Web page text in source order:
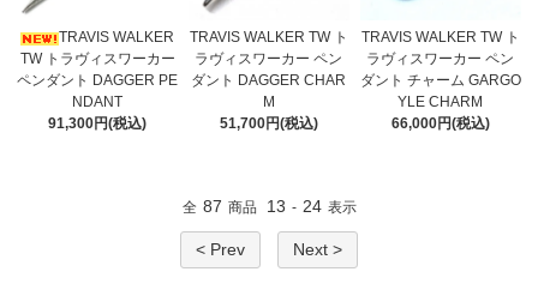
TRAVIS WALKER
TW トラヴィスワーカー
ペンダント DAGGER PE
NDANT
91,300円(税込)
TRAVIS WALKER TW ト
ラヴィスワーカー ペン
ダント DAGGER CHAR
M
51,700円(税込)
TRAVIS WALKER TW ト
ラヴィスワーカー ペン
ダント チャーム GARGO
YLE CHARM
66,000円(税込)
全 87 商品 13 - 24 表示
< Prev Next >